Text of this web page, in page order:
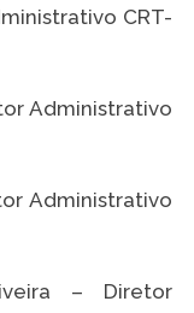
CRT-
Administrativo
Administrativo
– Diretor